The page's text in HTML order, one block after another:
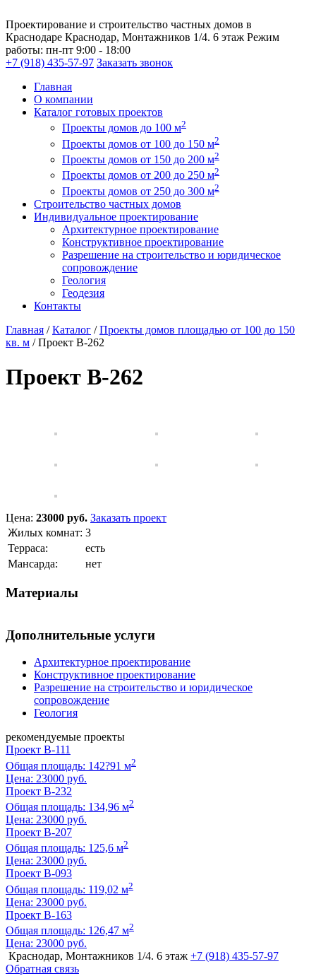
Проектирование и строительство частных домов в
Краснодаре Краснодар, Монтажников 1/4. 6 этаж Режим
работы: пн-пт 9:00 - 18:00
+7 (918) 435-57-97 Заказать звонок
Главная
О компании
Каталог готовых проектов
Проекты домов до 100 м2
Проекты домов от 100 до 150 м2
Проекты домов от 150 до 200 м2
Проекты домов от 200 до 250 м2
Проекты домов от 250 до 300 м2
Строительство частных домов
Индивидуальное проектирование
Архитектурное проектирование
Конструктивное проектирование
Разрешение на строительство и юридическое
сопровождение
Геология
Геодезия
Контакты
Главная /Каталог /Проекты домов площадью от 100 до 150
кв. м /Проект B-262
Проект B-262
Цена: 23000 руб. Заказать проект
Жилых комнат: 3
Терраса:
есть
Мансарда:
нет
Материалы
Дополнительные услуги
Архитектурное проектирование
Конструктивное проектирование
Разрешение на строительство и юридическое
сопровождение
Геология
рекомендуемые проекты
Проект B-111
Общая площадь: 142?91 м2
Цена: 23000 руб.
Проект B-232
Общая площадь: 134,96 м2
Цена: 23000 руб.
Проект B-207
Общая площадь: 125,6 м2
Цена: 23000 руб.
Проект B-093
Общая площадь: 119,02 м2
Цена: 23000 руб.
Проект B-163
Общая площадь: 126,47 м2
Цена: 23000 руб.
Краснодар, Монтажников 1/4. 6 этаж +7 (918) 435-57-97
Обратная связь